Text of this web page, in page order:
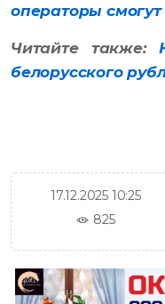
операторы
Читайте также:
белорусского
17.12.2025 10:25
825